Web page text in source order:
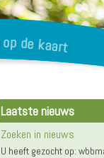
Laatste nieuws
Zoeken in nieuws
U heeft gezocht op: